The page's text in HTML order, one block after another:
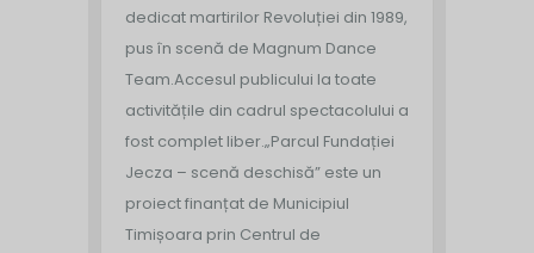
dedicat martirilor Revoluției din 1989,
pus în scenă de Magnum Dance
Team.Accesul publicului la toate
activitățile din cadrul spectacolului a
fost complet liber.„Parcul Fundației
Jecza – scenă deschisă” este un
proiect finanțat de Municipiul
Timișoara prin Centrul de